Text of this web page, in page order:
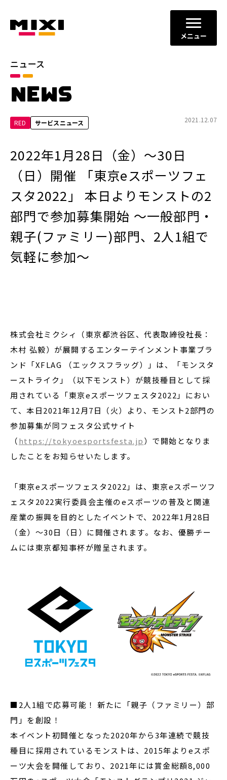
メニュー
ニュース
NEWS
RED サービスニュース 2021.12.07
2022年1月28日（金）～30日
（日）開催 「東京eスポーツフェ
スタ2022」 本日よりモンストの2
部門で参加募集開始 ～一般部門・
親子(ファミリー)部門、2人1組で
気軽に参加～
株式会社ミクシィ（東京都渋谷区、代表取締役社長：
木村 弘毅）が展開するエンターテインメント事業ブラ
ンド「XFLAG （エックスフラッグ）」は、「モンスタ
ーストライク」（以下モンスト）が競技種目として採
用されている「東京eスポーツフェスタ2022」におい
て、本日2021年12月7日（火）より、モンスト2部門の
参加募集が同フェスタ公式サイト
（https://tokyoesportsfesta.jp）で開始となりま
したことをお知らせいたします。
「東京eスポーツフェスタ2022」は、東京eスポーツフ
ェスタ2022実行委員会主催のeスポーツの普及と関連
産業の振興を目的としたイベントで、2022年1月28日
（金）～30日（日）に開催されます。なお、優勝チー
ムには東京都知事杯が贈呈されます。
■2人1組で応募可能！ 新たに「親子（ファミリー）部
門」を創設！
本イベント初開催となった2020年から3年連続で競技
種目に採用されているモンストは、2015年よりeスポ
ーツ大会を開催しており、2021年には賞金総額8,000
カテゴリ
お知らせ
2026年 2025年
2024年